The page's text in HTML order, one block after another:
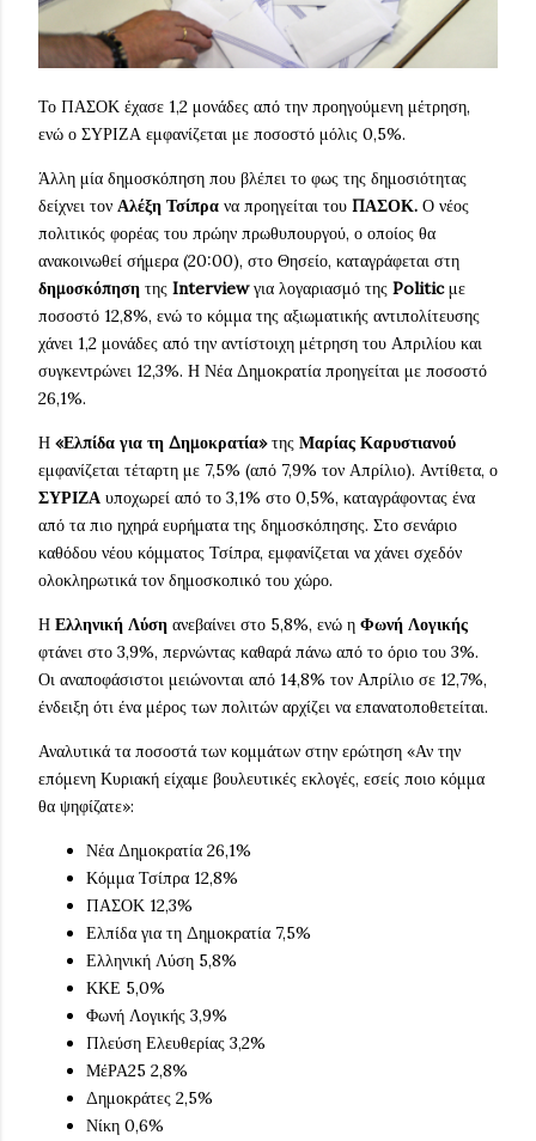
Το ΠΑΣΟΚ έχασε 1,2 μονάδες από την προηγούμενη μέτρηση,
ενώ ο ΣΥΡΙΖΑ εμφανίζεται με ποσοστό μόλις 0,5%.
Άλλη μία δημοσκόπηση που βλέπει το φως της δημοσιότητας
δείχνει τον Αλέξη Τσίπρα να προηγείται του ΠΑΣΟΚ. Ο νέος
πολιτικός φορέας του πρώην πρωθυπουργού, ο οποίος θα
ανακοινωθεί σήμερα (20:00), στο Θησείο, καταγράφεται στη
δημοσκόπηση της Interviewγια λογαριασμό της Politicμε
ποσοστό 12,8%, ενώ το κόμμα της αξιωματικής αντιπολίτευσης
χάνει 1,2 μονάδες από την αντίστοιχη μέτρηση του Απριλίου και
συγκεντρώνει 12,3%. Η Νέα Δημοκρατία προηγείται με ποσοστό
26,1%.
Η «Ελπίδα για τη Δημοκρατία»της Μαρίας Καρυστιανού
εμφανίζεται τέταρτη με 7,5% (από 7,9% τον Απρίλιο). Αντίθετα, ο
ΣΥΡΙΖΑ υποχωρεί από το 3,1% στο 0,5%, καταγράφοντας ένα
από τα πιο ηχηρά ευρήματα της δημοσκόπησης. Στο σενάριο
καθόδου νέου κόμματος Τσίπρα, εμφανίζεται να χάνει σχεδόν
ολοκληρωτικά τον δημοσκοπικό του χώρο.
Η Ελληνική Λύση ανεβαίνει στο 5,8%, ενώ η Φωνή Λογικής
φτάνει στο 3,9%, περνώντας καθαρά πάνω από το όριο του 3%.
Οι αναποφάσιστοι μειώνονται από 14,8% τον Απρίλιο σε 12,7%,
ένδειξη ότι ένα μέρος των πολιτών αρχίζει να επανατοποθετείται.
Αναλυτικά τα ποσοστά των κομμάτων στην ερώτηση «Αν την
επόμενη Κυριακή είχαμε βουλευτικές εκλογές, εσείς ποιο κόμμα
θα ψηφίζατε»:
Νέα Δημοκρατία 26,1%
Κόμμα Τσίπρα 12,8%
ΠΑΣΟΚ 12,3%
Ελπίδα για τη Δημοκρατία 7,5%
Ελληνική Λύση 5,8%
ΚΚΕ 5,0%
Φωνή Λογικής 3,9%
Πλεύση Ελευθερίας 3,2%
ΜέΡΑ25 2,8%
Δημοκράτες 2,5%
Νίκη 0,6%